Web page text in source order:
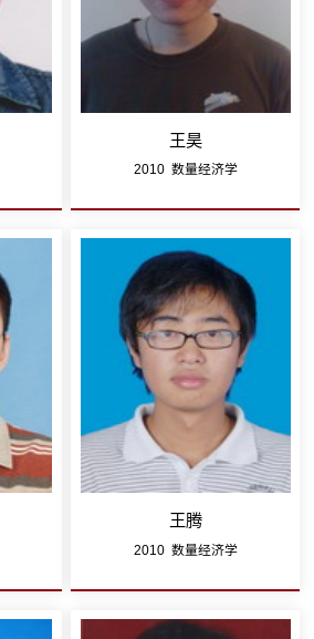
王昊
2010 数量经济学
王腾
2010 数量经济学